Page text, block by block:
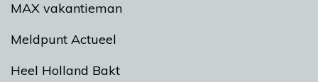
MAX vakantieman
Meldpunt Actueel
Heel Holland Bakt